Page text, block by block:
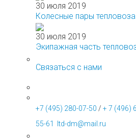
30 июля 2019
Колесные пары тепловоза
30 июля 2019
Экипажная часть
Связаться с нами
+7 (495) 280-07-50 / + 7 (496)
55-61
ltd-dm@mail.ru